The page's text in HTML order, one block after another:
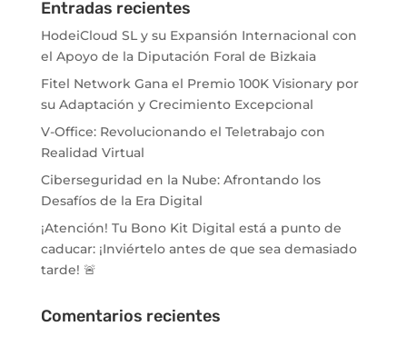
Entradas recientes
HodeiCloud SL y su Expansión Internacional con
el Apoyo de la Diputación Foral de Bizkaia
Fitel Network Gana el Premio 100K Visionary por
su Adaptación y Crecimiento Excepcional
V-Office: Revolucionando el Teletrabajo con
Realidad Virtual
Ciberseguridad en la Nube: Afrontando los
Desafíos de la Era Digital
¡Atención! Tu Bono Kit Digital está a punto de
caducar: ¡Inviértelo antes de que sea demasiado
tarde! 🚨
Comentarios recientes